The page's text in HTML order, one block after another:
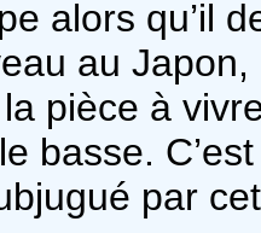
alors qu’il
au
la pièce à
basse.
par